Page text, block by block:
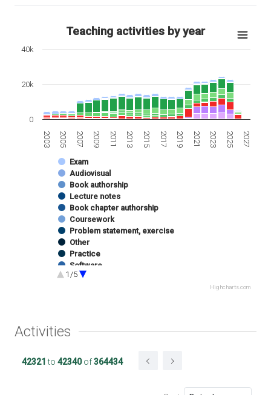
Teaching activities by year
Exam
Audiovisual
Book authorship
Lecture notes
Book chapter authorship
Coursework
Problem statement, exercise
Other
Practice
Software
Practical exercise
Authorship of catalog chapter exhibition
Website
1/5
2003 2005 2007 2009 2011 2013 2015 2017 2019 2021 2023 2025 2027
0
20k
40k
Highcharts.com
Activities
42321 to 42340of364434